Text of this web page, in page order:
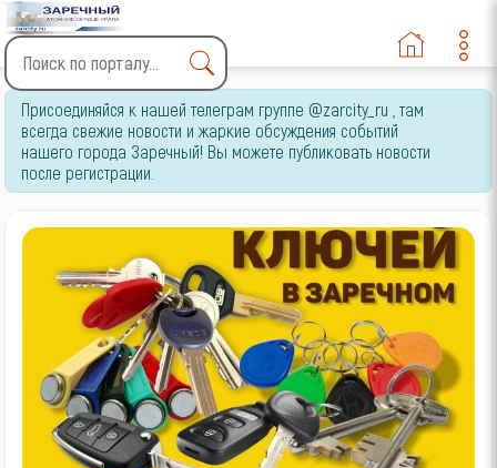
Type 2 or more characters
for results.
Присоединяйся к нашей телеграм группе @zarcity_ru , там
всегда свежие новости и жаркие обсуждения событий
нашего города Заречный! Вы можете публиковать новости
после регистрации.